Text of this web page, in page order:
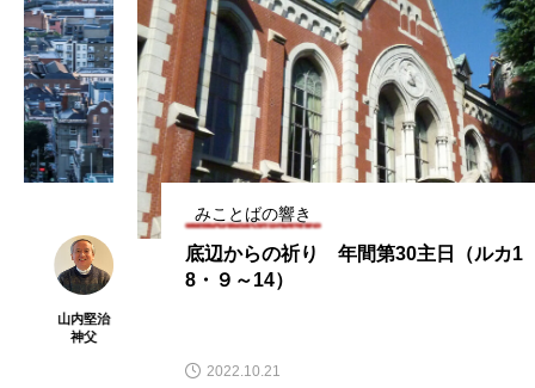
みことばの響き
底辺からの祈り 年間第30主日（ルカ1
8・９～14）